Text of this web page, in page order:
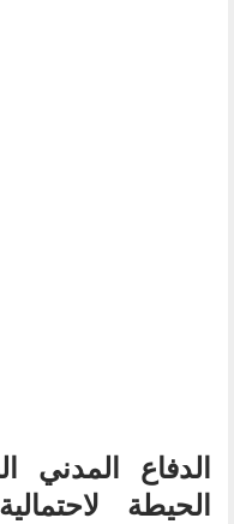
الدفاع
الحيطة